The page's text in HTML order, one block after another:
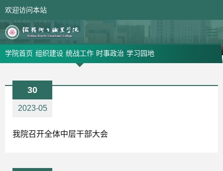
欢迎访问本站
网站首页 领导信箱
学院首页 组织建设 统战工作 时事政治 学习园地
30
2023-05
我院召开全体中层干部大会